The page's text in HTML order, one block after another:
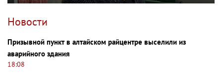
Новости
Призывной пункт в алтайском райцентре выселили из
аварийного здания
18:08